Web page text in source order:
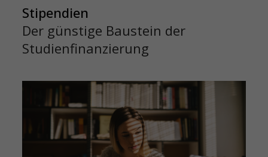
Stipendien
Der günstige Baustein der
Studienfinanzierung